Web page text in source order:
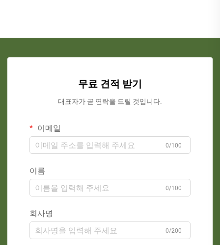
무료 견적 받기
대표자가 곧 연락을 드릴 것입니다.
이메일
0/100
이름
0/100
회사명
0/200